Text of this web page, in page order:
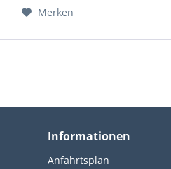
Merken
Informationen
Anfahrtsplan